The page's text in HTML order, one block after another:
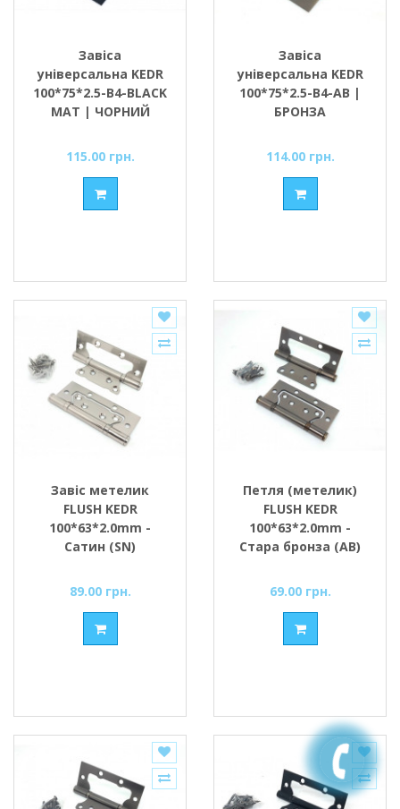
Завіса
універсальна KEDR
100*75*2.5-В4-BLACK
MAT | ЧОРНИЙ
115.00 грн.
Завіса
універсальна KEDR
100*75*2.5-В4-AB |
БРОНЗА
114.00 грн.
Завіс метелик
FLUSH KEDR
100*63*2.0mm -
Сатин (SN)
89.00 грн.
Петля (метелик)
FLUSH KEDR
100*63*2.0mm -
Стара бронза (AB)
69.00 грн.